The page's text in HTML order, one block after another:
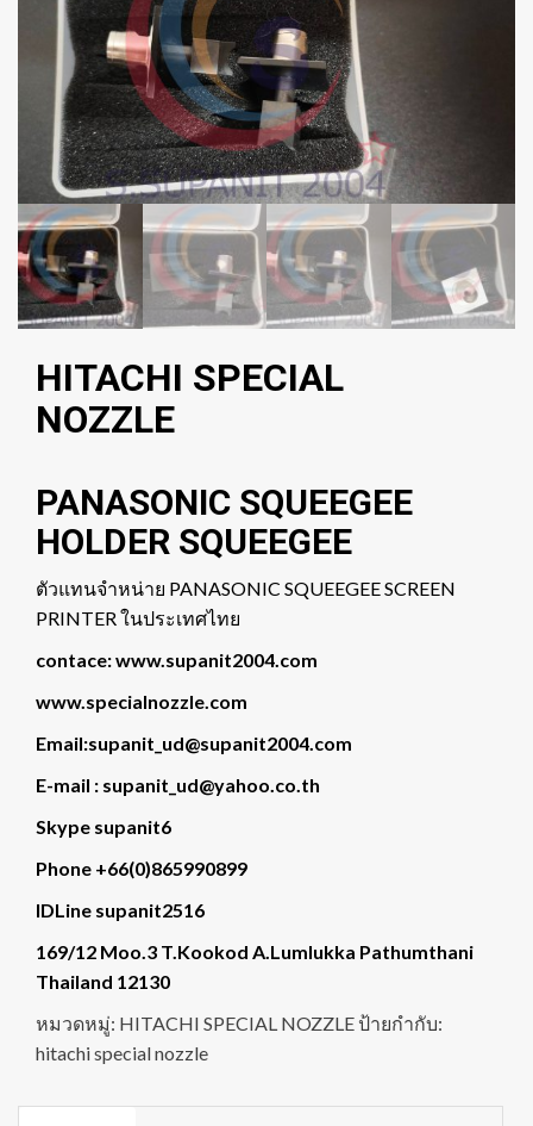
HITACHI SPECIAL
NOZZLE
PANASONIC SQUEEGEE
HOLDER SQUEEGEE
ตัวแทนจำหน่าย PANASONIC SQUEEGEE SCREEN
PRINTER ในประเทศไทย
contace: www.supanit2004.com
www.specialnozzle.com
Email:supanit_ud@supanit2004.com
E-mail : supanit_ud@yahoo.co.th
Skype supanit6
Phone +66(0)865990899
IDLine supanit2516
169/12 Moo.3 T.Kookod A.Lumlukka Pathumthani
Thailand 12130
หมวดหมู่: HITACHI SPECIAL NOZZLEป้ายกำกับ:
hitachi special nozzle